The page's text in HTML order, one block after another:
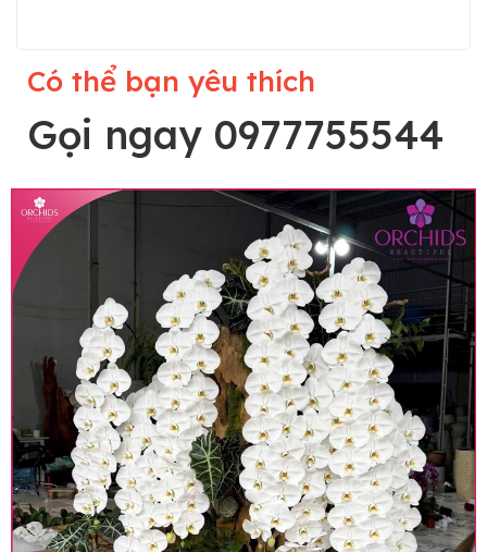
Lưu ý trước khi đặt hàng
• Về cây hoa: Một chậu hoa lan hồ điệp đẹp và
hoàn chỉnh sẽ được phối ghép từ nhiều cây hoa
và tạo dáng hoàn toàn thủ công nên có thể sẽ
khác nhau đôi chút giữa sản phẩm thực tế và
Có thể bạn yêu thích
Gọi ngay 0977755544